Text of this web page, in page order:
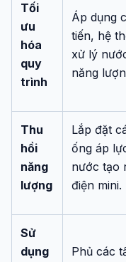
Tối
ưu
hóa
quy
trình
Áp dụng
tiến, hệ
xử lý
năng
Thu
hồi
năng
lượng
Lắp đặt
ống áp
nước tạo
điện mini.
Sử
dụng
Phủ các